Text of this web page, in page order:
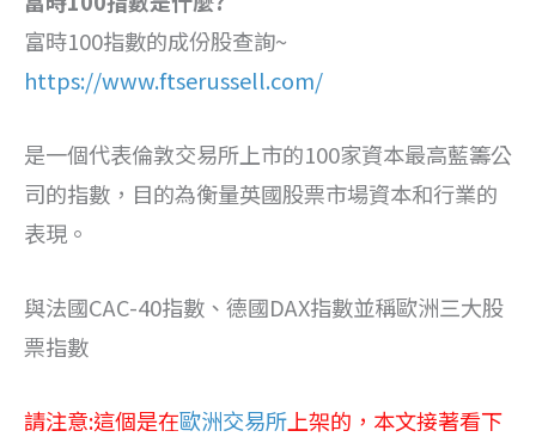
富時100指數的成份股查詢~
https://www.ftserussell.com/
是一個代表倫敦交易所上市的100家資本最高藍籌公
司的指數，目的為衡量英國股票市場資本和行業的
表現。
與法國CAC-40指數、德國DAX指數並稱歐洲三大股
票指數
請注意:這個是在歐洲交易所上架的，本文接著看下